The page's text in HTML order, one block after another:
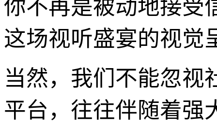
你不再是被动地接受
这场视听盛宴的视觉
当然，我们不能忽视
平台，往往伴随着强